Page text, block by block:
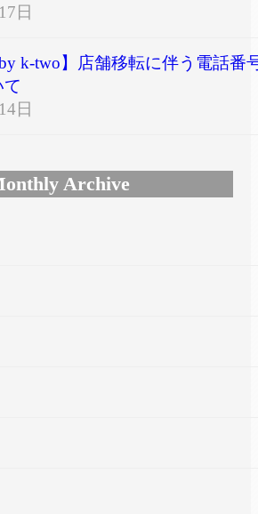
日
by k-two】店舗移転に伴う電話番
日
Archive